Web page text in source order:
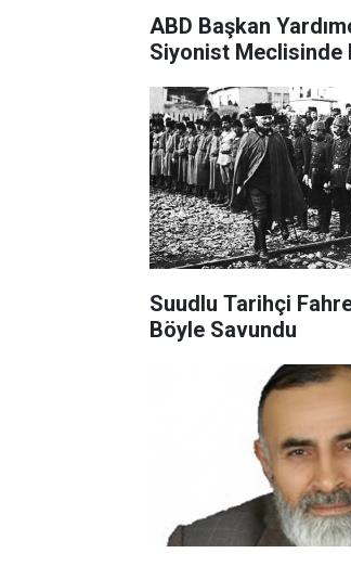
ABD Başkan
Siyonist Meclisinde
Suudlu Tarihçi
Böyle Savundu